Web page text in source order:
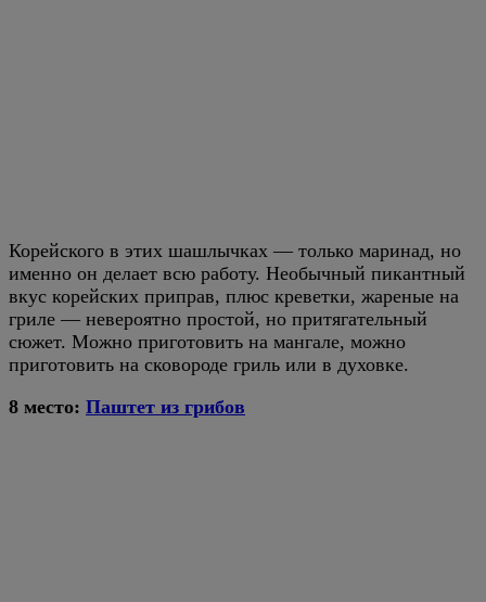
Корейского в этих шашлычках — только маринад, но
именно он делает всю работу. Необычный пикантный
вкус корейских приправ, плюс креветки, жареные на
гриле — невероятно простой, но притягательный
сюжет. Можно приготовить на мангале, можно
приготовить на сковороде гриль или в духовке.
8 место: Паштет из грибов